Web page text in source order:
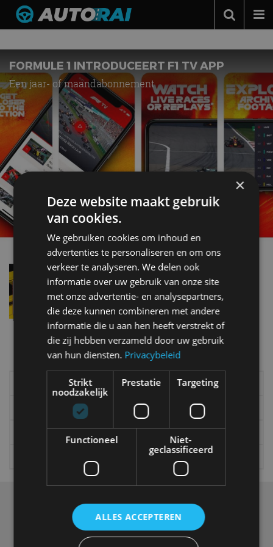
Podcast
Autotests
Automerken
Adverteren
Contact
MotorRAI.nl
Nieuws over
FORMULE 1 INTRODUCEERT F1 TV APP
Een jaar- of maandabonnement
Hoeveel dagen oud is jouw auto? Deze app weet
het
jan 2018
Meer autonieuws
Alle categorieën van AutoRAI.nl
Elektrisch
Autotests
Interview
Column
Gadgets
Tech
Games
Op AutoRAI.nl vind je alles waar het hart van een
autoliefhebber sneller van gaat kloppen. In beeld én geluid,
van stadsauto tot supercar.
levert je het laatste
×
Deze website maakt gebruik
van cookies.
We gebruiken cookies om inhoud en
advertenties te personaliseren en om ons
verkeer te analyseren. We delen ook
informatie over uw gebruik van onze site
met onze advertentie- en analysepartners,
die deze kunnen combineren met andere
informatie die u aan hen heeft verstrekt of
die zij hebben verzameld door uw gebruik
van hun diensten. Privacybeleid
Strikt
noodzakelijk
Prestatie Targeting
Functioneel
Niet-
geclassificeerd
ALLES ACCEPTEREN